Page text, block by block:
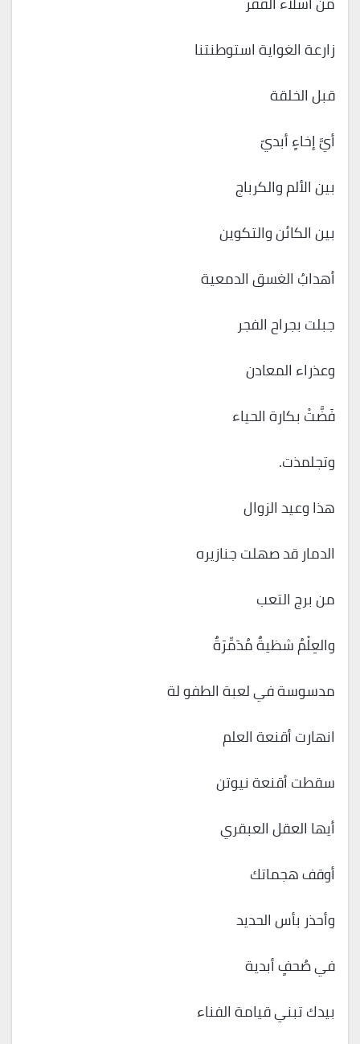
زارعة الغواية استوطنتنا
قبل الخلقة
أيَّ إخاءٍ أبديّ
بين الألم والكرباج
بين الكائن والتكوين
أهدابُ الغسق الدمعية
جبلت بجراح الفجر
وعذراء المعادن
فَضَّتْ بكارة الحياء
وتجلمذت.
هذا وعيد الزوال
الدمار قد صهلت جنازيره
من برج التعب
والعِلْمُ شظيةٌ مُدَمِّرَةٌ
مدسوسة في لعبة الطفو لة
انهارت أقنعة العلم
سقطت أقنعة نيوتن
أيها العقل العبقري
أوقف هجماتك
وأحذر بأس الحديد
في صُحفٍ أبدية
بيدك تبني قيامة الفناء